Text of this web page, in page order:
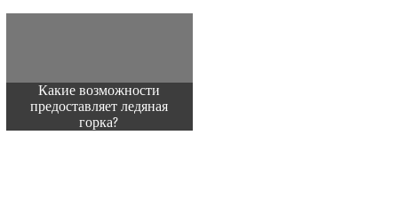
Какие возможности
предоставляет ледяная
горка?